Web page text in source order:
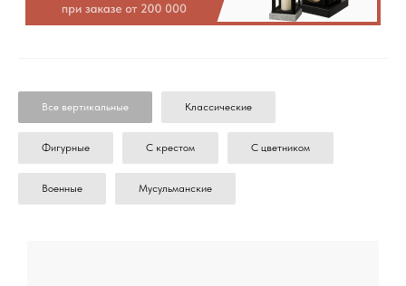
Все вертикальные Классические
Фигурные С крестом С цветником
Военные Мусульманские